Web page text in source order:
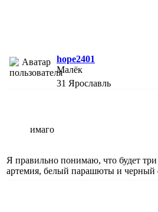
hope2401
Малёк
31 Ярославль
имаго
Я правильно понимаю, что будет
артемия, белый парашюты и черный